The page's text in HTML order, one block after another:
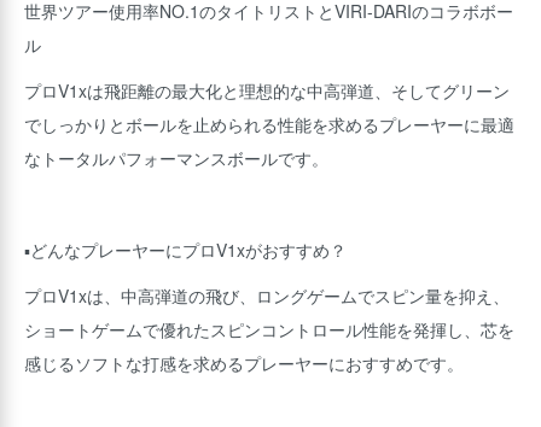
世界ツアー使用率NO.1のタイトリストとVIRI-DARIのコラボボー
ル
プロV1xは飛距離の最大化と理想的な中高弾道、そしてグリーン
でしっかりとボールを止められる性能を求めるプレーヤーに最適
なトータルパフォーマンスボールです。
▪どんなプレーヤーにプロV1xがおすすめ？
プロV1xは、中高弾道の飛び、ロングゲームでスピン量を抑え、
ショートゲームで優れたスピンコントロール性能を発揮し、芯を
感じるソフトな打感を求めるプレーヤーにおすすめです。